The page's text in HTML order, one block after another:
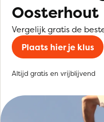
Oosterhout
Vergelijk gratis de
Plaats hier je klus
Altijd gratis en vrijblijvend